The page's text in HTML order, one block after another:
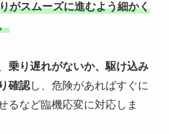
がスムーズに進むよう細かく
乗り遅れがないか、駆け込み
確認し、危険があればすぐに
るなど臨機応変に対応しま